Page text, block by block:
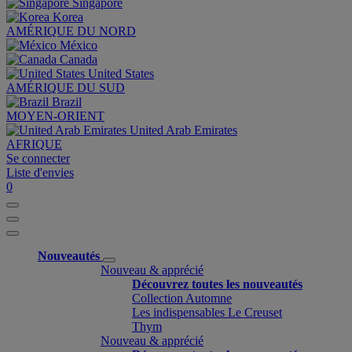
Singapore
Korea
AMÉRIQUE DU NORD
México
Canada
United States
AMÉRIQUE DU SUD
Brazil
MOYEN-ORIENT
United Arab Emirates
AFRIQUE
Se connecter
Liste d'envies
0
Nouveautés
Nouveau & apprécié
Découvrez toutes les nouveautés
Collection Automne
Les indispensables Le Creuset
Thym
Nouveau & apprécié